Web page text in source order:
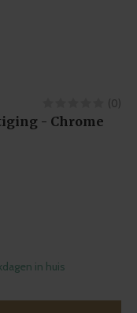
(0)
- Chrome
in huis